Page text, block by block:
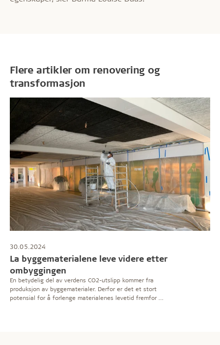
Flere artikler om renovering og
transformasjon
30.05.2024
La byggematerialene leve videre etter
ombyggingen
En betydelig del av verdens CO2-utslipp kommer fra
produksjon av byggematerialer. Derfor er det et stort
potensial for å forlenge materialenes levetid fremfor å